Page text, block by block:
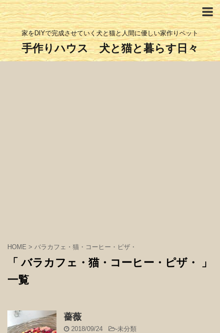
家をDIYで完成させていく犬と猫と人間に優しい家作りペット
手作りハウス 犬と猫と暮らす日々
HOME > バラカフェ・猫・コーヒー・ピザ・
「 バラカフェ・猫・コーヒー・ピザ・ 」
一覧
薔薇
2018/09/24 -未分類